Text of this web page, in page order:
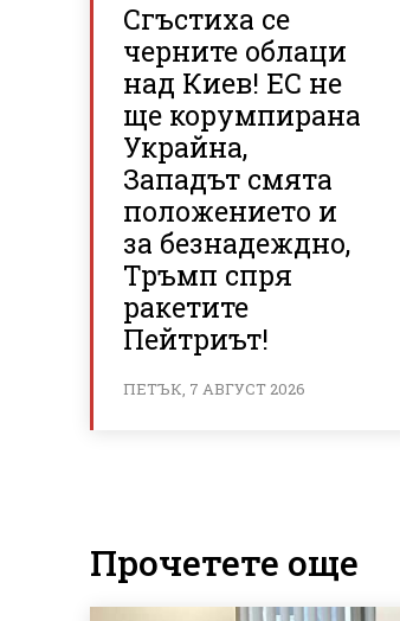
Сгъстиха се
черните облаци
над Киев! ЕС не
ще корумпирана
Украйна,
Западът смята
положението и
за безнадеждно,
Тръмп спря
ракетите
Пейтриът!
ПЕТЪК, 7 АВГУСТ 2026
Прочетете още